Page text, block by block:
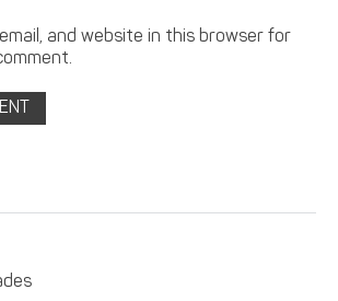
and website in this browser for